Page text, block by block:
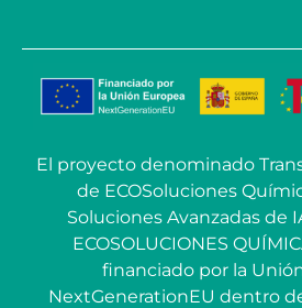
El proyecto denominado
de ECOSoluciones
Soluciones Avanzadas de
ECOSOLUCIONES
financiado por la
NextGenerationEU dentro